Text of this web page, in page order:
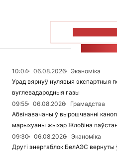
10:04 06.08.2026
Эканоміка
Урад вярнуў нулявыя экспартныя
вуглевадародныя газы
09:55
06.08.2026
Грамадства
Абвінавачаны ў вырошчванні
марыхуаны жыхар Жлобіна
09:30
06.08.2026
Эканоміка
Другі энергаблок БелАЭС вернуты